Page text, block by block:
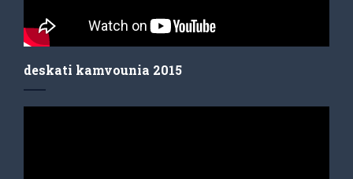
deskati kamvounia 2015